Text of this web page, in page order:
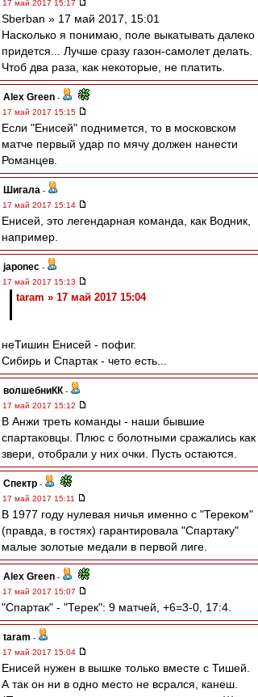
17 май 2017 15:17
Sberban » 17 май 2017, 15:01
Насколько я понимаю, поле выкатывать далеко
придется... Лучше сразу газон-самолет делать.
Чтоб два раза, как некоторые, не платить.
Alex Green -
17 май 2017 15:15
Если "Енисей" поднимется, то в московском
матче первый удар по мячу должен нанести
Романцев.
Шигала -
17 май 2017 15:14
Енисей, это легендарная команда, как Водник,
например.
japonec -
17 май 2017 15:13
taram » 17 май 2017 15:04
неТишин Енисей - пофиг.
Сибирь и Спартак - чето есть...
волшебниКК -
17 май 2017 15:12
В Анжи треть команды - наши бывшие
спартаковцы. Плюс с болотными сражались как
звери, отобрали у них очки. Пусть остаются.
Спектр -
17 май 2017 15:11
В 1977 году нулевая ничья именно с "Тереком"
(правда, в гостях) гарантировала "Спартаку"
малые золотые медали в первой лиге.
Alex Green -
17 май 2017 15:07
"Спартак" - "Терек": 9 матчей, +6=3-0, 17:4.
taram -
17 май 2017 15:04
Енисей нужен в вышке только вместе с Тишей.
А так он ни в одно место не всрался, канеш.